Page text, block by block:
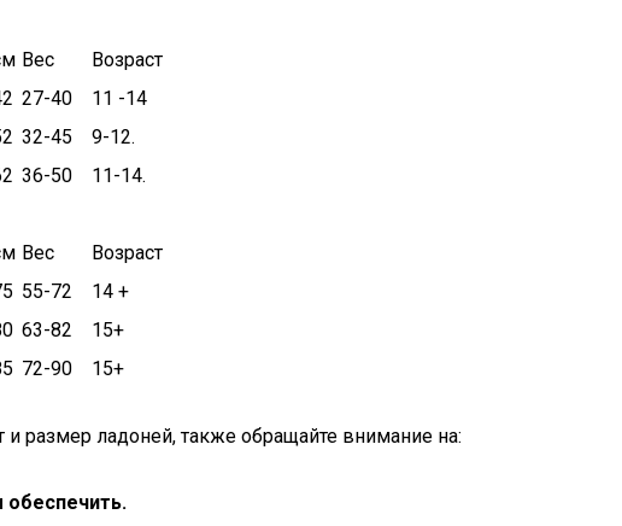
Вес
Возраст
27-40
11 -14
32-45
9-12.
36-50
11-14.
Вес
Возраст
55-72
14 +
63-82
15+
72-90 15+
и размер ладоней, также обращайте внимание на: